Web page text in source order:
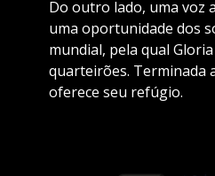
Do outro lado, uma voz
uma oportunidade dos
mundial, pela qual
quarteirões. Terminada
oferece seu refúgio.